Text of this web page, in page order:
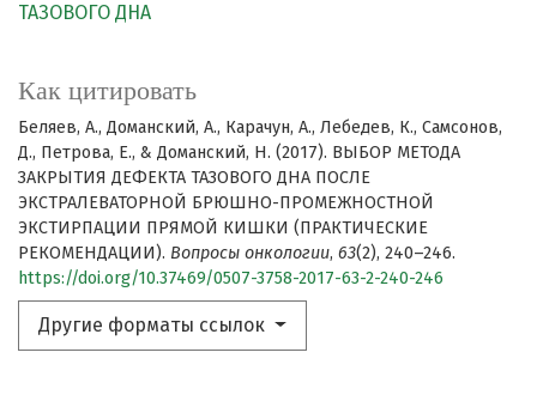
ТАЗОВОГО ДНА
Как цитировать
Беляев, А., Доманский, А., Карачун, А., Лебедев, К., Самсонов,
Д., Петрова, Е., & Доманский, Н. (2017). ВЫБОР МЕТОДА
ЗАКРЫТИЯ ДЕФЕКТА ТАЗОВОГО ДНА ПОСЛЕ
ЭКСТРАЛЕВАТОРНОЙ БРЮШНО-ПРОМЕЖНОСТНОЙ
ЭКСТИРПАЦИИ ПРЯМОЙ КИШКИ (ПРАКТИЧЕСКИЕ
РЕКОМЕНДАЦИИ). Вопросы онкологии, 63(2), 240–246.
https://doi.org/10.37469/0507-3758-2017-63-2-240-246
Другие форматы ссылок